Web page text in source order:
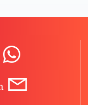
کیا خدا بُرائی
حوصلہ شکنی سے